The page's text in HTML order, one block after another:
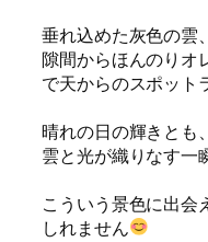
垂れ込めた灰色の雲
隙間からほんのりオ
で天からのスポット
晴れの日の輝きとも
雲と光が織りなす一
こういう景色に出会
しれません